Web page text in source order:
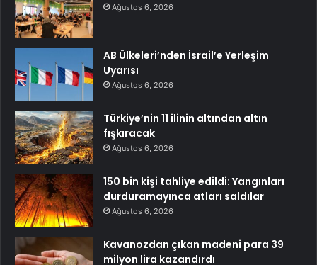
Ağustos 6, 2026
AB Ülkeleri’nden İsrail’e Yerleşim
Uyarısı
Ağustos 6, 2026
Türkiye’nin 11 ilinin altından altın
fışkıracak
Ağustos 6, 2026
150 bin kişi tahliye edildi: Yangınları
durduramayınca atları saldılar
Ağustos 6, 2026
Kavanozdan çıkan madeni para 39
milyon lira kazandırdı